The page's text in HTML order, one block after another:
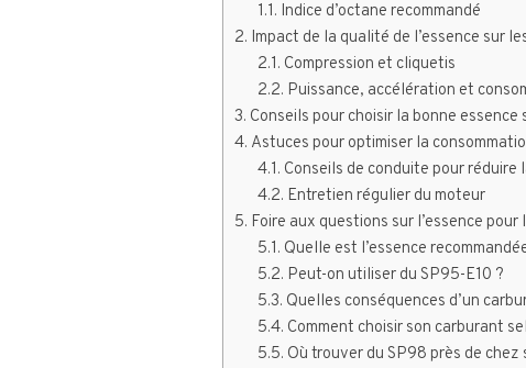
Indice d’octane recommandé
Impact de la qualité de l’essence sur
Compression et cliquetis
Puissance, accélération et
Conseils pour choisir la bonne essence
Astuces pour optimiser la
Conseils de conduite pour réduire
Entretien régulier du moteur
Foire aux questions sur l’essence
Quelle est l’essence
Peut-on utiliser du SP95-E10 ?
Quelles conséquences d’un
Comment choisir son carburant
Où trouver du SP98 près de chez